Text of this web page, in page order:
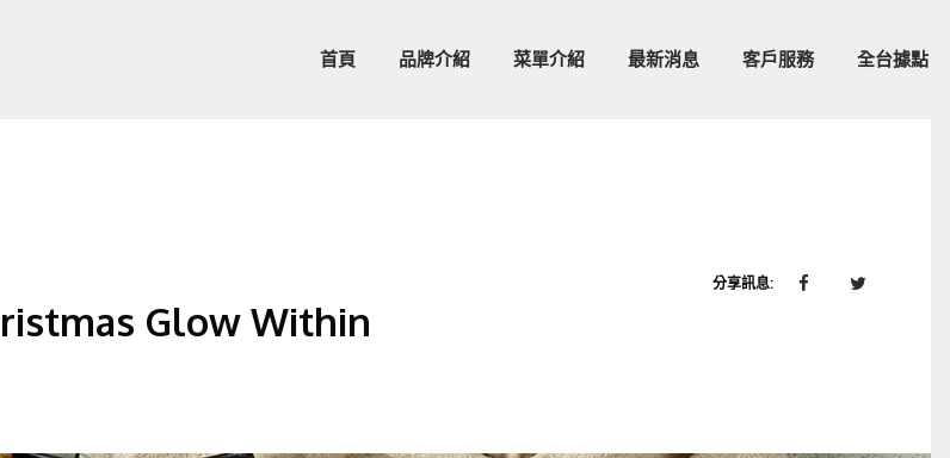
首頁 品牌介紹 菜單介紹 最新消息 客戶服務 全台據點
Glow Within
分享訊息: